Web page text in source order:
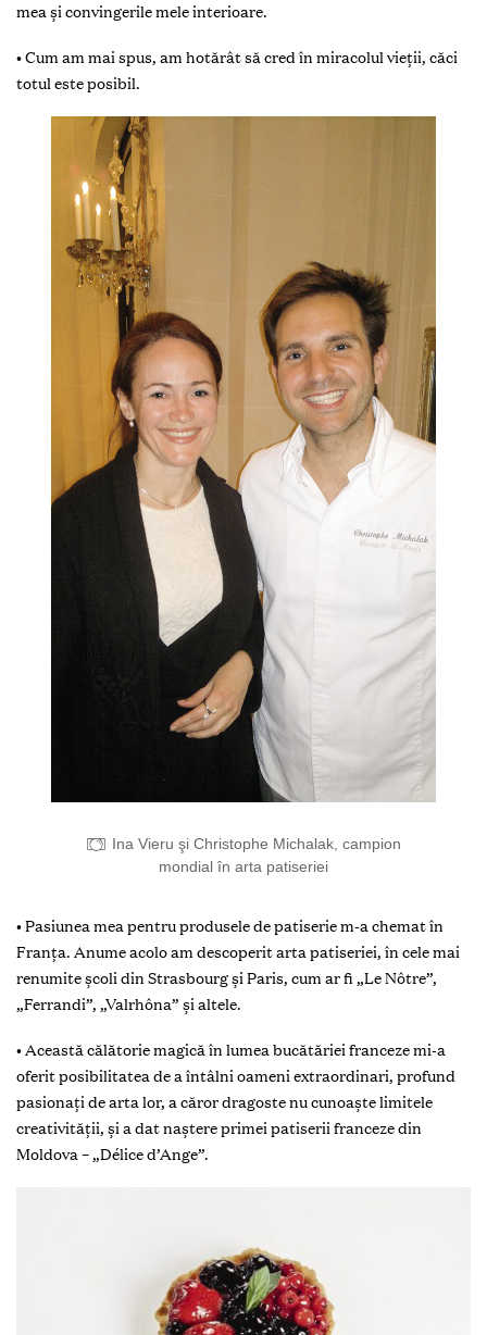
mea şi convingerile mele interioare.
• Cum am mai spus, am hotărât să cred în miracolul vieţii, căci
totul este posibil.
Ina Vieru şi Christophe Michalak, campion
mondial în arta patiseriei
• Pasiunea mea pentru produsele de patiserie m-a chemat în
Franţa. Anume acolo am descoperit arta patiseriei, în cele mai
renumite şcoli din Strasbourg şi Paris, cum ar fi „Le Nôtre”,
„Ferrandi”, „Valrhôna” şi altele.
• Această călătorie magică în lumea bucătăriei franceze mi-a
oferit posibilitatea de a întâlni oameni extraordinari, profund
pasionaţi de arta lor, a căror dragoste nu cunoaşte limitele
creativităţii, și a dat naștere primei patiserii franceze din
Moldova – „Délice d’Ange”.